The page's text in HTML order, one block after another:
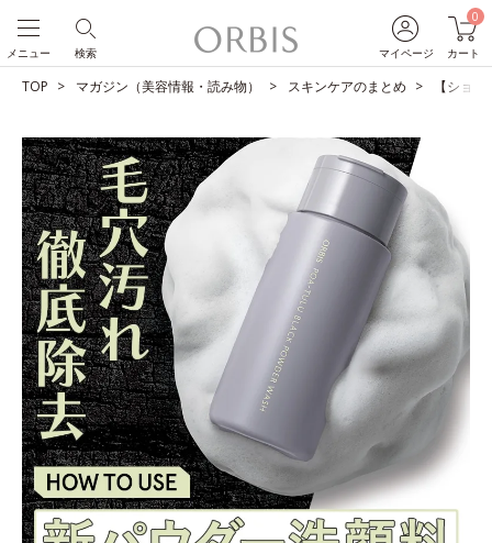
マイページ
0
カート
検索
メニュー
TOP マガジン（美容情報・読み物） スキンケアのまとめ 【ショ